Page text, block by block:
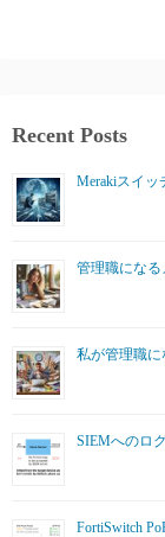
Recent Posts
Merakiスイッ
管理職になる
私が管理職
SIEMへのロ
FortiSwitch